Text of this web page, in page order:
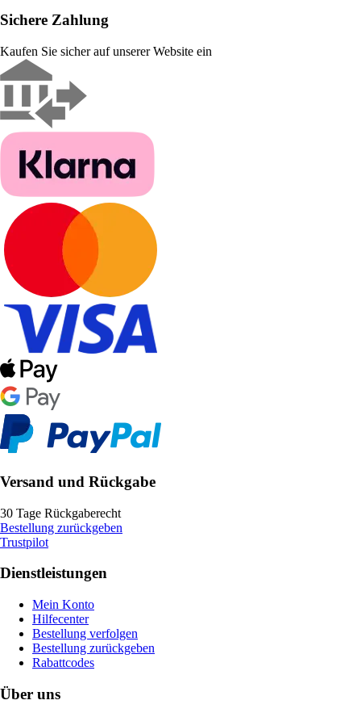
Sichere Zahlung
Kaufen Sie sicher auf unserer Website ein
Versand und Rückgabe
30 Tage Rückgaberecht
Bestellung zurückgeben
Trustpilot
Dienstleistungen
Mein Konto
Hilfecenter
Bestellung verfolgen
Bestellung zurückgeben
Rabattcodes
Über uns